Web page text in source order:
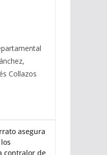
a
j
o
a
Collazos
asegura
contralor de